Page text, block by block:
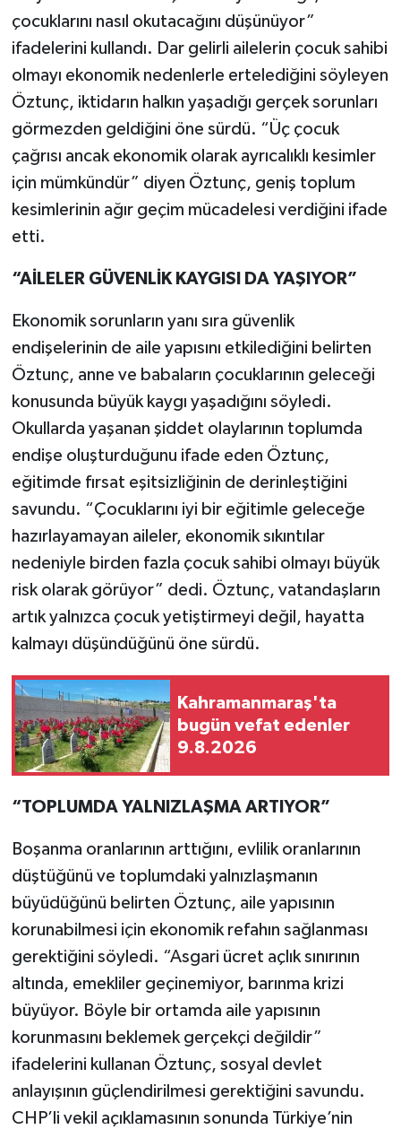
çocuklarını nasıl okutacağını düşünüyor”
ifadelerini kullandı. Dar gelirli ailelerin çocuk sahibi
olmayı ekonomik nedenlerle ertelediğini söyleyen
Öztunç, iktidarın halkın yaşadığı gerçek sorunları
görmezden geldiğini öne sürdü. “Üç çocuk
çağrısı ancak ekonomik olarak ayrıcalıklı kesimler
için mümkündür” diyen Öztunç, geniş toplum
kesimlerinin ağır geçim mücadelesi verdiğini ifade
etti.
“AİLELER GÜVENLİK KAYGISI DA YAŞIYOR”
Ekonomik sorunların yanı sıra güvenlik
endişelerinin de aile yapısını etkilediğini belirten
Öztunç, anne ve babaların çocuklarının geleceği
konusunda büyük kaygı yaşadığını söyledi.
Okullarda yaşanan şiddet olaylarının toplumda
endişe oluşturduğunu ifade eden Öztunç,
eğitimde fırsat eşitsizliğinin de derinleştiğini
savundu. “Çocuklarını iyi bir eğitimle geleceğe
hazırlayamayan aileler, ekonomik sıkıntılar
nedeniyle birden fazla çocuk sahibi olmayı büyük
risk olarak görüyor” dedi. Öztunç, vatandaşların
artık yalnızca çocuk yetiştirmeyi değil, hayatta
kalmayı düşündüğünü öne sürdü.
Kahramanmaraş'ta
bugün vefat edenler
9.8.2026
“TOPLUMDA YALNIZLAŞMA ARTIYOR”
Boşanma oranlarının arttığını, evlilik oranlarının
düştüğünü ve toplumdaki yalnızlaşmanın
büyüdüğünü belirten Öztunç, aile yapısının
korunabilmesi için ekonomik refahın sağlanması
gerektiğini söyledi. “Asgari ücret açlık sınırının
altında, emekliler geçinemiyor, barınma krizi
büyüyor. Böyle bir ortamda aile yapısının
korunmasını beklemek gerçekçi değildir”
ifadelerini kullanan Öztunç, sosyal devlet
anlayışının güçlendirilmesi gerektiğini savundu.
CHP’li vekil açıklamasının sonunda Türkiye’nin